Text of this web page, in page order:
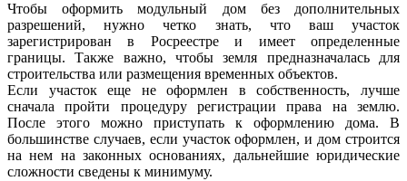
Чтобы оформить модульный дом без дополнительных
разрешений, нужно четко знать, что ваш участок
зарегистрирован в Росреестре и имеет определенные
границы. Также важно, чтобы земля предназначалась для
строительства или размещения временных объектов.
Если участок еще не оформлен в собственность, лучше
сначала пройти процедуру регистрации права на землю.
После этого можно приступать к оформлению дома. В
большинстве случаев, если участок оформлен, и дом строится
на нем на законных основаниях, дальнейшие юридические
сложности сведены к минимуму.